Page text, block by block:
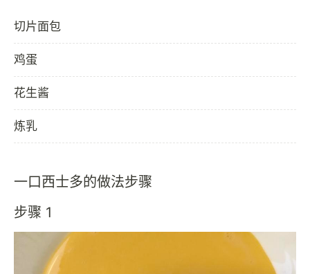
切片面包
鸡蛋
花生酱
炼乳
一口西士多的做法步骤
步骤 1